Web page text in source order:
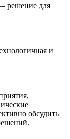
решение для
и
обсудить